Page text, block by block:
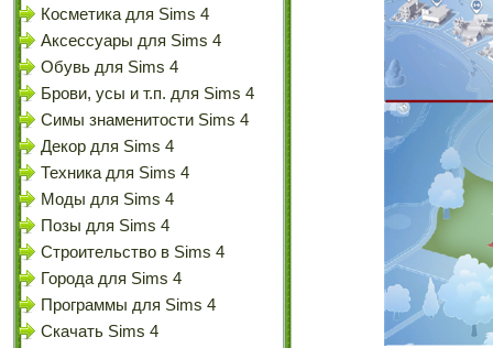
Косметика для Sims 4
Аксессуары для Sims 4
Обувь для Sims 4
Брови, усы и т.п. для Sims 4
Симы знаменитости Sims 4
Декор для Sims 4
Техника для Sims 4
Моды для Sims 4
Позы для Sims 4
Строительство в Sims 4
Города для Sims 4
Программы для Sims 4
Скачать Sims 4